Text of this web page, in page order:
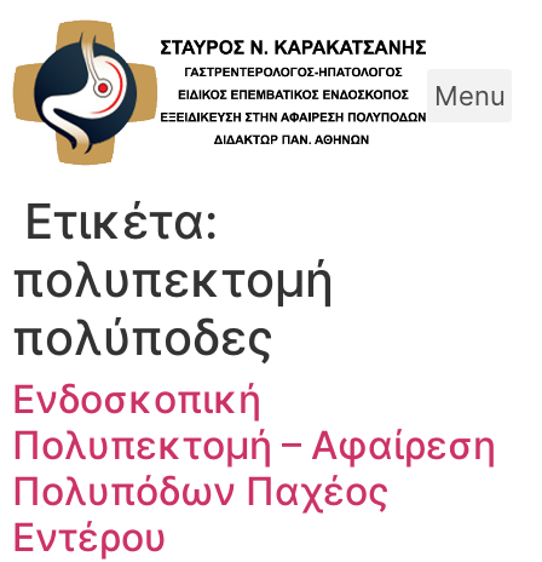
content
Menu
Ετικέτα:
πολυπεκτομή
πολύποδες
Ενδοσκοπική
Πολυπεκτομή – Αφαίρεση
Πολυπόδων Παχέος
Εντέρου